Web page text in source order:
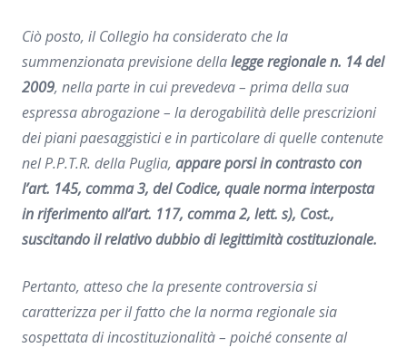
Ciò posto, il Collegio ha considerato che la
summenzionata previsione dellalegge regionale n. 14 del
2009, nella parte in cui prevedeva – prima della sua
espressa abrogazione – la derogabilità delle prescrizioni
dei piani paesaggistici e in particolare di quelle contenute
nel P.P.T.R. della Puglia, appare porsi in contrasto con
l’art. 145, comma 3, del Codice, quale norma interposta
in riferimento all’art. 117, comma 2, lett. s), Cost.,
suscitando il relativo dubbio di legittimità costituzionale.
Pertanto, atteso che la presente controversia si
caratterizza per il fatto che la norma regionale sia
sospettata di incostituzionalità – poiché consente al